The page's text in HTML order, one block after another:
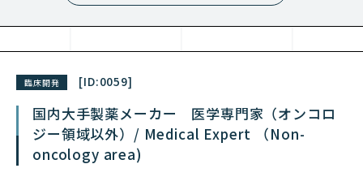
臨床開発 [ID:0059]
国内大手製薬メーカー 医学専門家（オンコロ
ジー領域以外）/ Medical Expert （Non-
oncology area)